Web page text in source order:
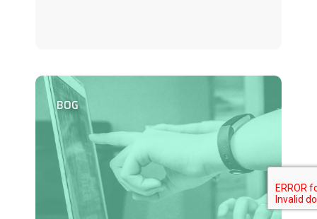
BOG